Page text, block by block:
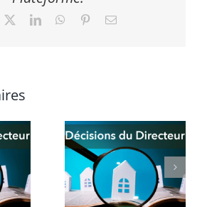
LinkedInWhatsApp
PinterestEmail